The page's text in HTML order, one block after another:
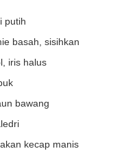
putih
basah, sisihkan
iris halus
bawang
kecap manis